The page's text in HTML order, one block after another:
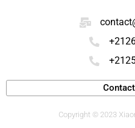
Copyright © 2023